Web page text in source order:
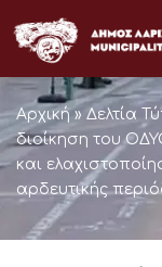
στο
περιεχόμενο
Αρχική » Δελτία
διοίκηση του
και
αρδευτικής